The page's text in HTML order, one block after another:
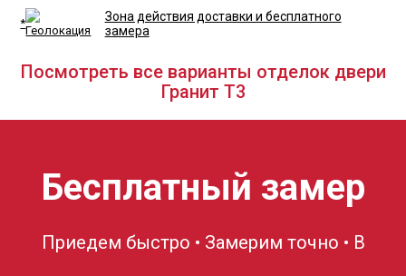
*
Зона действия доставки и бесплатного
замера
Посмотреть все варианты отделок двери
Гранит Т3
Бесплатный замер
Приедем быстро • Замерим точно • В